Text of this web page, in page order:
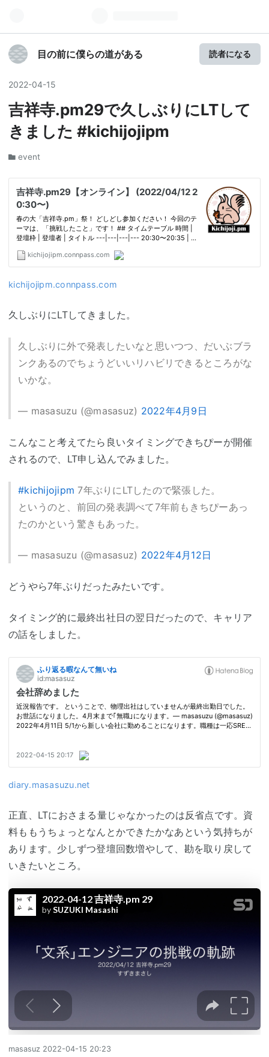
目の前に僕らの道がある 読者になる
2022-04-15
吉祥寺.pm29で久しぶりにLTして
きました #kichijojipm
event
kichijojipm.connpass.com
久しぶりにLTしてきました。
久しぶりに外で発表したいなと思いつつ、だいぶブラ
ンクあるのでちょうどいいリハビリできるところがな
いかな。
— masasuzu (@masasuz) 2022年4月9日
こんなこと考えてたら良いタイミングできちぴーが開催
されるので、LT申し込んでみました。
#kichijojipm 7年ぶりにLTしたので緊張した。
というのと、前回の発表調べて7年前もきちぴーあっ
たのかという驚きもあった。
— masasuzu (@masasuz) 2022年4月12日
どうやら7年ぶりだったみたいです。
タイミング的に最終出社日の翌日だったので、キャリア
の話をしました。
diary.masasuzu.net
正直、LTにおさまる量じゃなかったのは反省点です。資
料ももうちょっとなんとかできたかなあという気持ちが
あります。少しずつ登壇回数増やして、勘を取り戻して
いきたいところ。
masasuz 2022-04-15 20:23